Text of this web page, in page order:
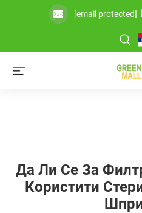
[email protected]
Да Ли Се За
Користити